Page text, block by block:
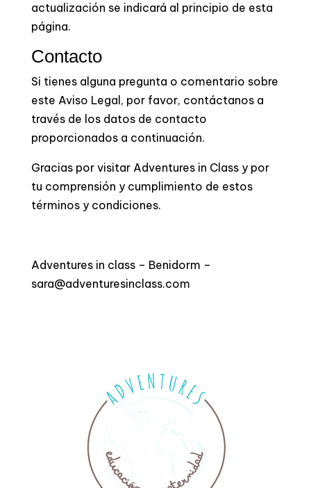
actualización se indicará al principio de esta
página.
Contacto
Si tienes alguna pregunta o comentario sobre
este Aviso Legal, por favor, contáctanos a
través de los datos de contacto
proporcionados a continuación.
Gracias por visitar Adventures in Class y por
tu comprensión y cumplimiento de estos
términos y condiciones.
Adventures in class – Benidorm –
sara@adventuresinclass.com